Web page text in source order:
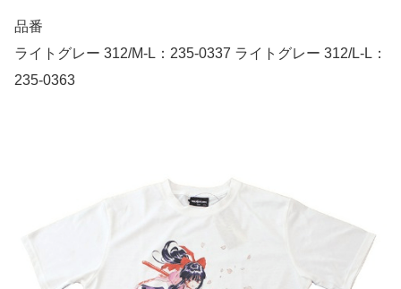
品番
ライトグレー 312/M-L：235-0337 ライトグレー 312/L-L：
235-0363